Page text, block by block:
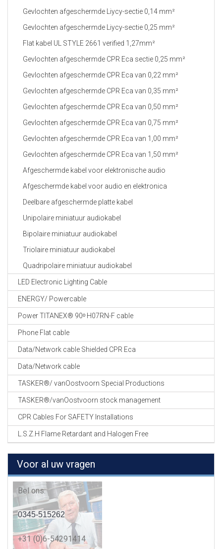
Gevlochten afgeschermde Liycy-sectie 0,14 mm²
Gevlochten afgeschermde Liycy-sectie 0,25 mm²
Flat kabel UL STYLE 2661 verified 1,27mm²
Gevlochten afgeschermde CPR Eca sectie 0,25 mm²
Gevlochten afgeschermde CPR Eca van 0,22 mm²
Gevlochten afgeschermde CPR Eca van 0,35 mm²
Gevlochten afgeschermde CPR Eca van 0,50 mm²
Gevlochten afgeschermde CPR Eca van 0,75 mm²
Gevlochten afgeschermde CPR Eca van 1,00 mm²
Gevlochten afgeschermde CPR Eca van 1,50 mm²
Afgeschermde kabel voor elektronische audio
Afgeschermde kabel voor audio en elektronica
Deelbare afgeschermde platte kabel
Unipolaire miniatuur audiokabel
Bipolaire miniatuur audiokabel
Triolaire miniatuur audiokabel
Quadripolaire miniatuur audiokabel
LED Electronic Lighting Cable
ENERGY/ Powercable
Power TITANEX® 90ᵒ H07RN-F cable
Phone Flat cable
Data/Network cable Shielded CPR Eca
Data/Network cable
TASKER®/ vanOostvoorn Special Productions
TASKER®/vanOostvoorn stock management
CPR Cables For SAFETY Installations
L.S.Z.H Flame Retardant and Halogen Free
Voor al uw vragen
Bel ons:
0345-515262
+31 (0)6-54291414